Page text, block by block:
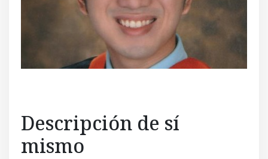
Descripción de sí
mismo